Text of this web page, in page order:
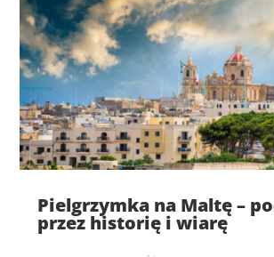
Pielgrzymka na Maltę –
przez historię i wiarę